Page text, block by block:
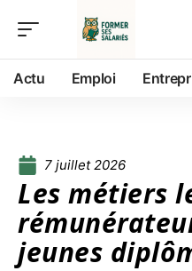
Actu Emploi
7 juillet 2026
Les métiers
jeunes